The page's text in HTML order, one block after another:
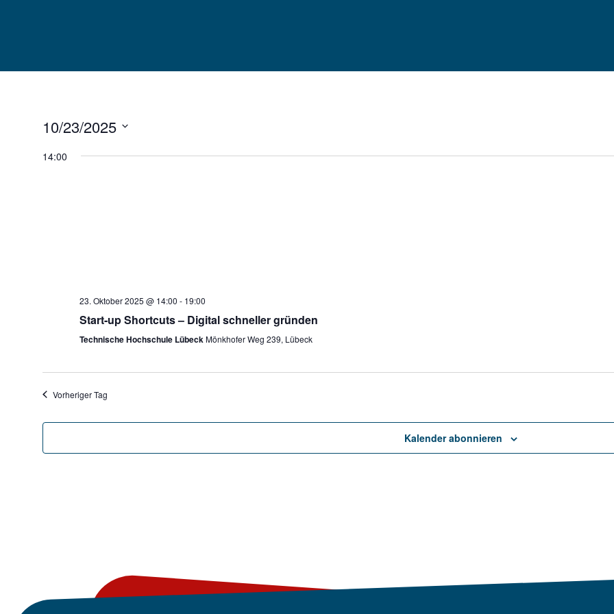
10/23/2025
wählen.
14:00
23. Oktober 2025 @ 14:00 - 19:00
Start-up Shortcuts – Digital schneller gründen
Technische Hochschule LübeckMönkhofer Weg 239, Lübeck
Vorheriger Tag
Kalender abonnieren